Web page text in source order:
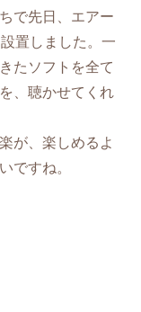
で先日、エアー
置しました。一
たソフトを全て
、聴かせてくれ
が、楽しめるよ
ですね。